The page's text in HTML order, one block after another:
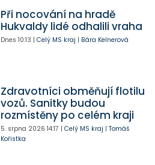
Při nocování na hradě
Hukvaldy lidé odhalili vraha
Dnes 10:13 | Celý MS kraj | Bára Kelnerová
Zdravotníci obměňují flotilu
vozů. Sanitky budou
rozmístěny po celém kraji
5. srpna 2026 14:17 | Celý MS kraj | Tomáš
Kořistka